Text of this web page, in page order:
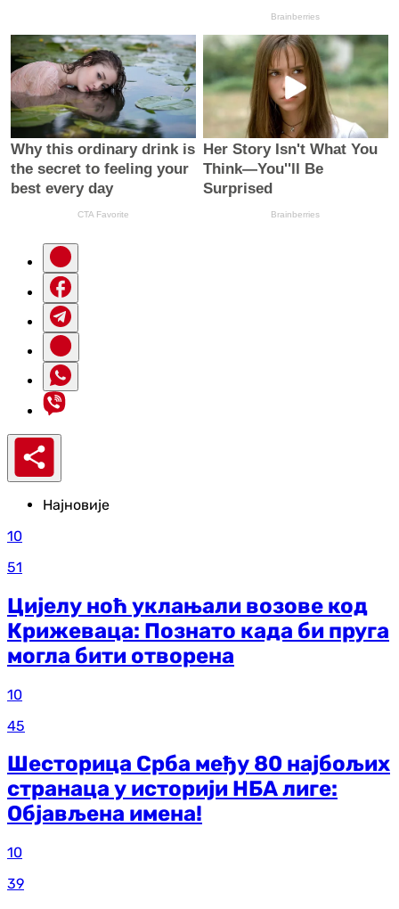
Најновије
10
51
Цијелу ноћ уклањали возове код
Крижеваца: Познато када би пруга
могла бити отворена
10
45
Шесторица Срба међу 80 најбољих
странаца у историји НБА лиге:
Објављена имена!
10
39